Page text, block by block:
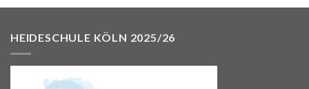
HEIDESCHULE KÖLN 2025/26